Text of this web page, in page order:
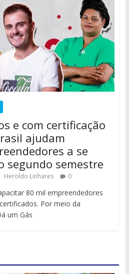
e com certificação
ajudam
a se
segundo semestre
Heroldo Linhares 0
80 mil empreendedores
Por meio da
um Gás